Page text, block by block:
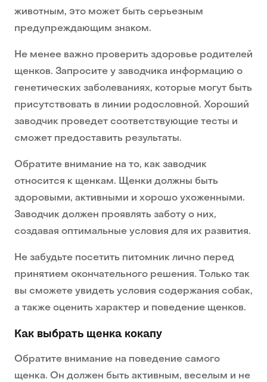
животным, это может быть серьезным
предупреждающим знаком.
Не менее важно проверить здоровье родителей
щенков. Запросите у заводчика информацию о
генетических заболеваниях, которые могут быть
присутствовать в линии родословной. Хороший
заводчик проведет соответствующие тесты и
сможет предоставить результаты.
Обратите внимание на то, как заводчик
относится к щенкам. Щенки должны быть
здоровыми, активными и хорошо ухоженными.
Заводчик должен проявлять заботу о них,
создавая оптимальные условия для их развития.
Не забудьте посетить питомник лично перед
принятием окончательного решения. Только так
вы сможете увидеть условия содержания собак,
а также оценить характер и поведение щенков.
Как выбрать щенка кокапу
Обратите внимание на поведение самого
щенка. Он должен быть активным, веселым и не